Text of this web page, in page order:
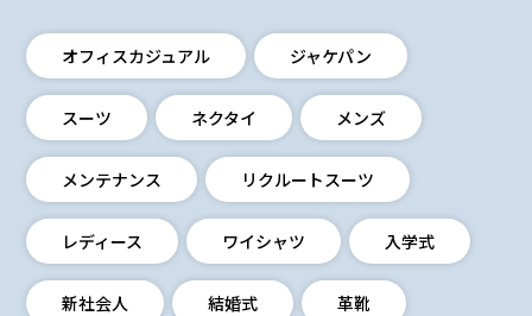
オフィスカジュアル ジャケパン
スーツ ネクタイ メンズ
メンテナンス リクルートスーツ
レディース ワイシャツ 入学式
新社会人 結婚式 革靴